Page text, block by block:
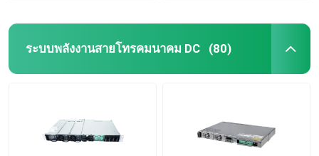
ระบบพลังงานสายโทรคมนาคม DC (80)